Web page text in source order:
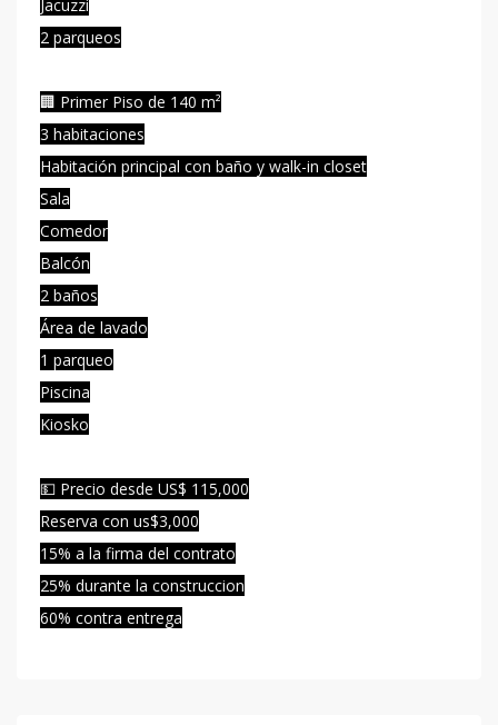
Jacuzzi
2 parqueos
🏢 Primer Piso de 140 m²
3 habitaciones
Habitación principal con baño y walk-in closet
Sala
Comedor
Balcón
2 baños
Área de lavado
1 parqueo
Piscina
Kiosko
💵 Precio desde US$ 115,000
Reserva con us$3,000
15% a la firma del contrato
25% durante la construccion
60% contra entrega